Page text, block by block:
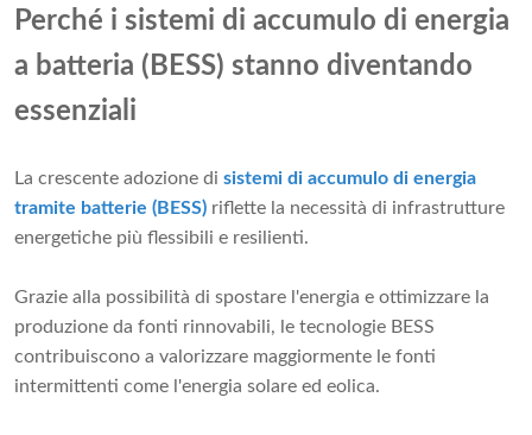
Perché i sistemi di accumulo di energia
a batteria (BESS) stanno diventando
essenziali
La crescente adozione di sistemi di accumulo di energia
tramite batterie (BESS) riflette la necessità di infrastrutture
energetiche più flessibili e resilienti.
Grazie alla possibilità di spostare l'energia e ottimizzare la
produzione da fonti rinnovabili, le tecnologie BESS
contribuiscono a valorizzare maggiormente le fonti
intermittenti come l'energia solare ed eolica.